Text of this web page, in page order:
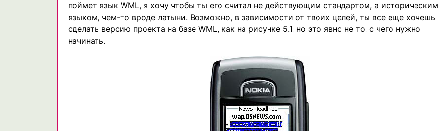
поймет язык WML, я хочу чтобы ты его считал не действующим стандартом, а историческим
языком, чем-то вроде латыни. Возможно, в зависимости от твоих целей, ты все еще хочешь
сделать версию проекта на базе WML, как на рисунке 5.1, но это явно не то, с чего нужно
начинать.